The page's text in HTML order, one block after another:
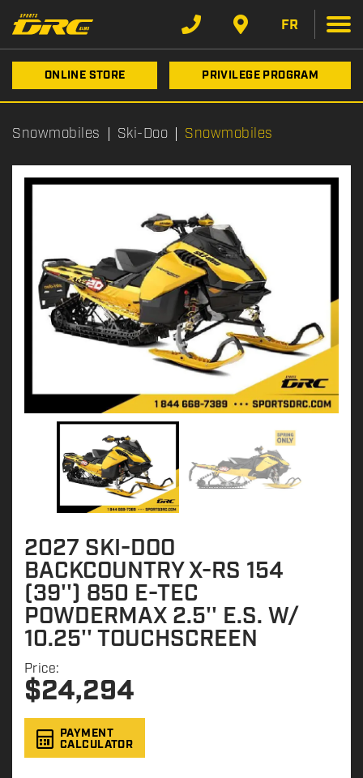
FR
ONLINE STORE PRIVILEGE PROGRAM
Snowmobiles Ski-Doo Snowmobiles
2027 SKI-DOO
BACKCOUNTRY X-RS 154
(39'') 850 E-TEC
POWDERMAX 2.5'' E.S. W/
10.25'' TOUCHSCREEN
Price:
$24,294
PAYMENT
CALCULATOR